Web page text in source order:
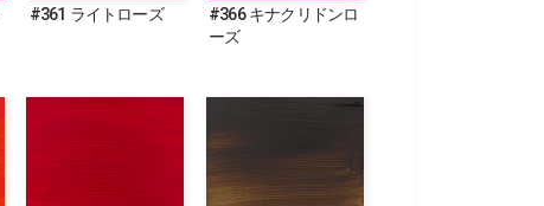
#361 ライトローズ
#366 キナクリドンロ
ーズ